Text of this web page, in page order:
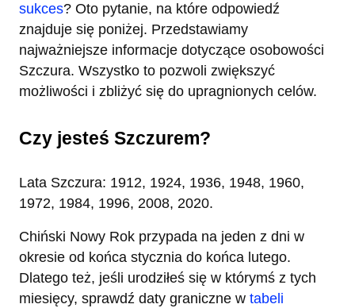
sukces? Oto pytanie, na które odpowiedź
znajduje się poniżej. Przedstawiamy
najważniejsze informacje dotyczące osobowości
Szczura. Wszystko to pozwoli zwiększyć
możliwości i zbliżyć się do upragnionych celów.
Czy jesteś Szczurem?
Lata Szczura: 1912, 1924, 1936, 1948, 1960,
1972, 1984, 1996, 2008, 2020.
Chiński Nowy Rok przypada na jeden z dni w
okresie od końca stycznia do końca lutego.
Dlatego też, jeśli urodziłeś się w którymś z tych
miesięcy, sprawdź daty graniczne w tabeli